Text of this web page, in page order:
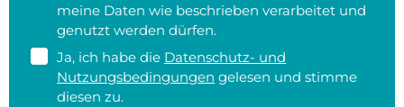
meine Daten wie beschrieben verarbeitet und
genutzt werden dürfen.
Ja, ich habe die Datenschutz- und
Nutzungsbedingungen gelesen und stimme
diesen zu.